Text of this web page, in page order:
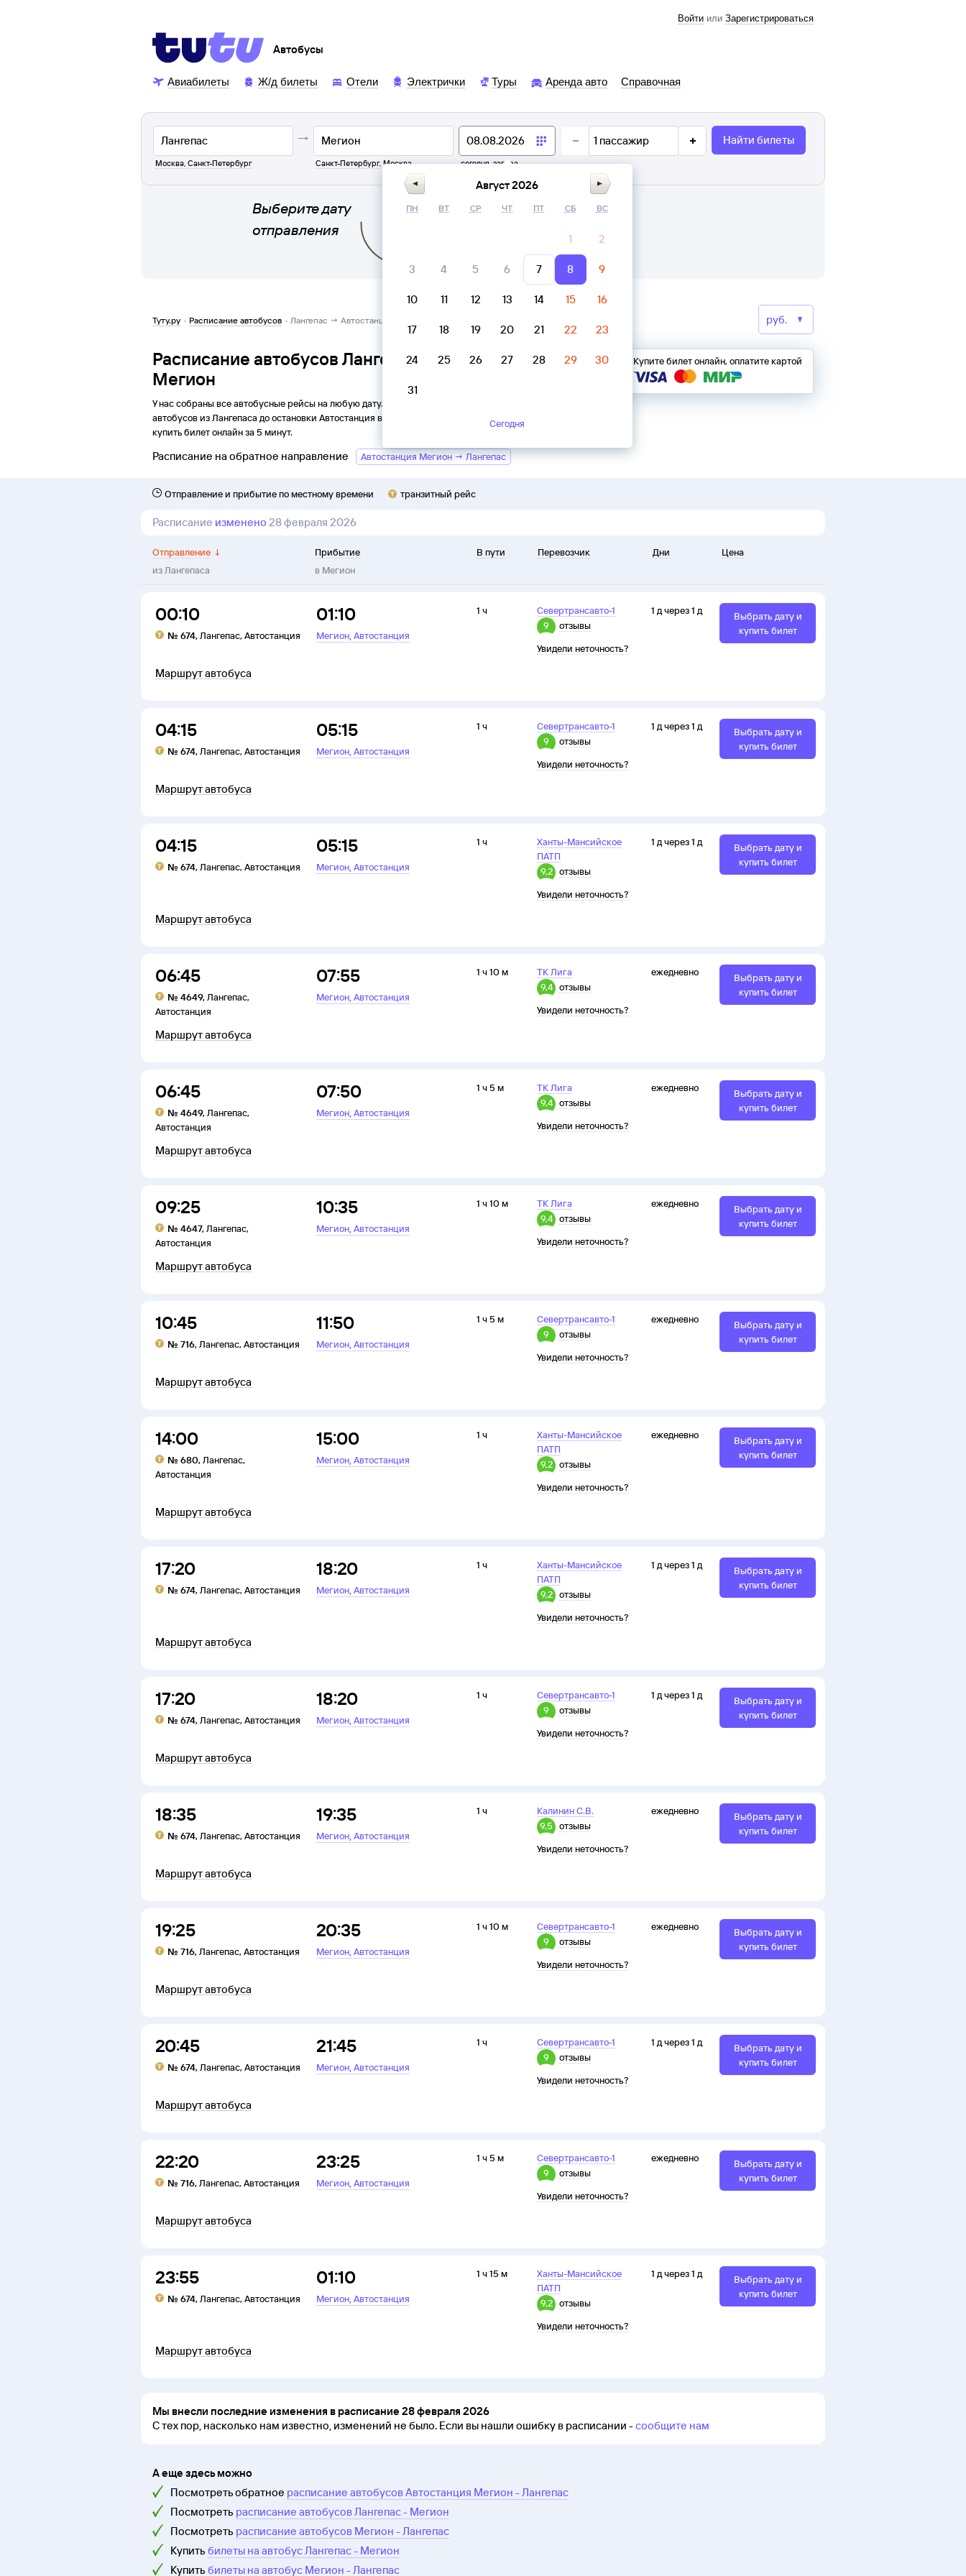
Войти или Зарегистрироваться
Автобусы
Авиабилеты Ж/д билеты Отели Электрички Туры Аренда авто Справочная
Москва, Санкт-Петербург Санкт-Петербург, Москва сегодня, завтра
1 пассажир Найти билеты
Выберите дату
отправления
Туту.ру · Расписание автобусов · Лангепас → Автостанция Мегион
Расписание автобусов Лангепас → Автостанция
Мегион
У нас собраны все автобусные рейсы на любую дату. Вы можете узнать точное расписание
автобусов из Лангепаса доостановки Автостанция в
купить билет онлайн за 5 минут.
Купите билет онлайн, оплатите картой
Расписание на обратное направление Автостанция Мегион → Лангепас
Отправление и прибытие по местному времени транзитный рейс
Расписание изменено 28 февраля 2026
Отправление ↓
из Лангепаса
Прибытие
в Мегион
В пути Перевозчик Дни Цена
00:10
№ 674, Лангепас, Автостанция
01:10
Мегион,Автостанция
1 ч
Севертрансавто-1
9
отзывы
Увидели неточность?
1 дчерез1 д
Маршрут автобуса
Выбрать дату и
купить билет
04:15
№ 674, Лангепас, Автостанция
05:15
Мегион,Автостанция
1 ч
Севертрансавто-1
9
отзывы
Увидели неточность?
1 дчерез1 д
Маршрут автобуса
Выбрать дату и
купить билет
04:15
№ 674, Лангепас, Автостанция
05:15
Мегион,Автостанция
1 ч
Ханты-Мансийское
ПАТП
9,2 отзывы
Увидели неточность?
1 дчерез1 д
Маршрут автобуса
Выбрать дату и
купить билет
06:45
№ 4649, Лангепас,
Автостанция
07:55
Мегион,Автостанция
1 ч 10 м
ТК Лига
9,4 отзывы
Увидели неточность?
ежедневно
Маршрут автобуса
Выбрать дату и
купить билет
06:45
№ 4649, Лангепас,
Автостанция
07:50
Мегион,Автостанция
1 ч 5 м
ТК Лига
9,4 отзывы
Увидели неточность?
ежедневно
Маршрут автобуса
Выбрать дату и
купить билет
09:25
№ 4647, Лангепас,
Автостанция
10:35
Мегион,Автостанция
1 ч 10 м
ТК Лига
9,4 отзывы
Увидели неточность?
ежедневно
Маршрут автобуса
Выбрать дату и
купить билет
10:45
№ 716, Лангепас, Автостанция
11:50
Мегион,Автостанция
1 ч 5 м
Севертрансавто-1
9
отзывы
Увидели неточность?
ежедневно
Маршрут автобуса
Выбрать дату и
купить билет
14:00
№ 680, Лангепас,
Автостанция
15:00
Мегион,Автостанция
1 ч
Ханты-Мансийское
ПАТП
9,2 отзывы
Увидели неточность?
ежедневно
Маршрут автобуса
Выбрать дату и
купить билет
17:20
№ 674, Лангепас, Автостанция
18:20
Мегион,Автостанция
1 ч
Ханты-Мансийское
ПАТП
9,2 отзывы
Увидели неточность?
1 дчерез1 д
Маршрут автобуса
Выбрать дату и
купить билет
17:20
№ 674, Лангепас, Автостанция
18:20
Мегион,Автостанция
1 ч
Севертрансавто-1
9
отзывы
Увидели неточность?
1 дчерез1 д
Маршрут автобуса
Выбрать дату и
купить билет
18:35
№ 674, Лангепас, Автостанция
19:35
Мегион,Автостанция
1 ч
Калинин С.В.
9,5
отзывы
Увидели неточность?
ежедневно
Маршрут автобуса
Выбрать дату и
купить билет
19:25
№ 716, Лангепас, Автостанция
20:35
Мегион,Автостанция
1 ч 10 м
Севертрансавто-1
9
отзывы
Увидели неточность?
ежедневно
Маршрут автобуса
Выбрать дату и
купить билет
20:45
№ 674, Лангепас, Автостанция
21:45
Мегион,Автостанция
1 ч
Севертрансавто-1
9
отзывы
Увидели неточность?
1 дчерез1 д
Маршрут автобуса
Выбрать дату и
купить билет
22:20
№ 716, Лангепас, Автостанция
23:25
Мегион,Автостанция
1 ч 5 м
Севертрансавто-1
9
отзывы
Увидели неточность?
ежедневно
Маршрут автобуса
Выбрать дату и
купить билет
23:55
№ 674, Лангепас, Автостанция
01:10
Мегион,Автостанция
1 ч 15 м
Ханты-Мансийское
ПАТП
9,2 отзывы
Увидели неточность?
1 дчерез1 д
Маршрут автобуса
Выбрать дату и
купить билет
Мы внесли последние изменения в расписание 28 февраля 2026
С тех пор, насколько нам известно, изменений не было. Если вы нашли ошибку в расписании -сообщите нам
А еще здесь можно
Посмотреть обратное расписание автобусов Автостанция Мегион - Лангепас
Посмотреть расписание автобусов Лангепас - Мегион
Посмотреть расписание автобусов Мегион - Лангепас
Купить билеты на автобус Лангепас - Мегион
Купить билеты на автобус Мегион - Лангепас
Август 2026
ПН ВТ СР ЧТ ПТ СБ ВС
1 2
3 4 5 6 7 8 9
10 11 12 13 14 15 16
17 18 19 20 21 22 23
24 25 26 27 28 29 30
31
Сегодня